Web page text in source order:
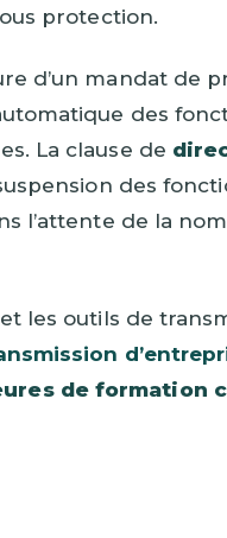
protection.
d’un mandat de
des
La clause de
des
l’attente de la
les outils de
de formation